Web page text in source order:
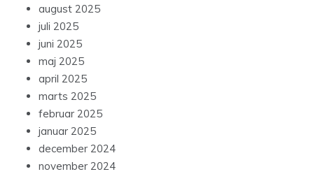
august 2025
juli 2025
juni 2025
maj 2025
april 2025
marts 2025
februar 2025
januar 2025
december 2024
november 2024